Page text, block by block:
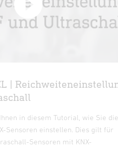
|
in diesem Tutorial, wie Sie die
Sensoren einstellen. Dies gilt für
Sensoren mit KNX-